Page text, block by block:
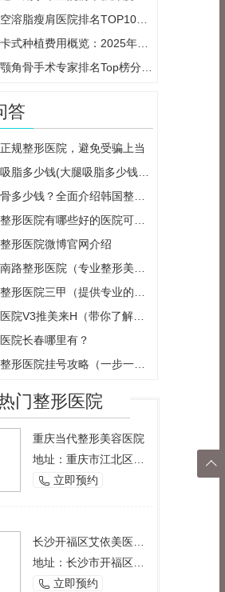
答
规整形医院，避免受骗上当
整形医院微博官网介绍
院长春哪里有？
门整形医院
重庆当代整形美容医院
 立即预约
 立即预约
